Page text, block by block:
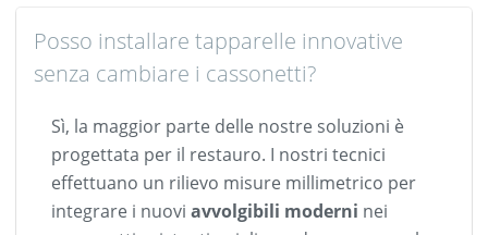
Posso installare tapparelle innovative
senza cambiare i cassonetti?
Sì, la maggior parte delle nostre soluzioni è
progettata per il restauro. I nostri tecnici
effettuano un rilievo misure millimetrico per
integrare i nuovi avvolgibili moderni nei